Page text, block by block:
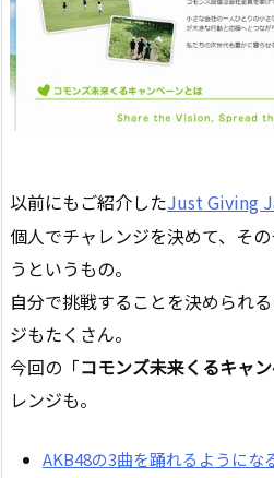
以前にもご紹介したJust Giving
個人でチャレンジを決めて、そ
うというもの。
自分で挑戦することを決められ
ジもたくさん。
今回の「コモンズ未来くるキャ
レンジも。
AKB48の3曲を踊れるようにな